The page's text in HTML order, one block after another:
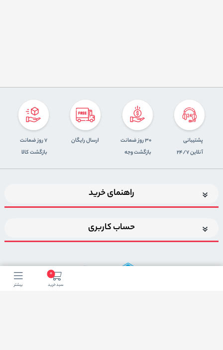
0
سبد خرید بیشتر
پشتیبانی
آنلاین 24/7
30 روز ضمانت
بازگشت وجه
ارسال رایگان
7 روز ضمانت
بازگشت کالا
راهنمای خرید
حساب کاربری